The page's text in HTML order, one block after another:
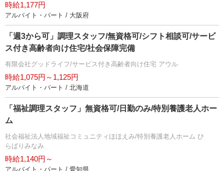
時給1,177円
アルバイト・パート / 大阪府
「週3から可」調理スタッフ/無資格可/シフト相談可/サービ
ス付き高齢者向け住宅/社会保障完備
有限会社グッドライフ/サービス付き高齢者向け住宅 アウル
時給1,075円～1,125円
アルバイト・パート / 北海道
「福祉調理スタッフ」無資格可/日勤のみ/特別養護老人ホー
ム
社会福祉法人地域福祉コミュニティほほえみ/特別養護老人ホーム ひ
らばりみなみ
時給1,140円～
アルバイト・パート / 愛知県